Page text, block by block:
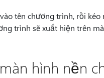
tên chương trình, rồi kéo
trình sẽ xuất hiện trên
hình nền